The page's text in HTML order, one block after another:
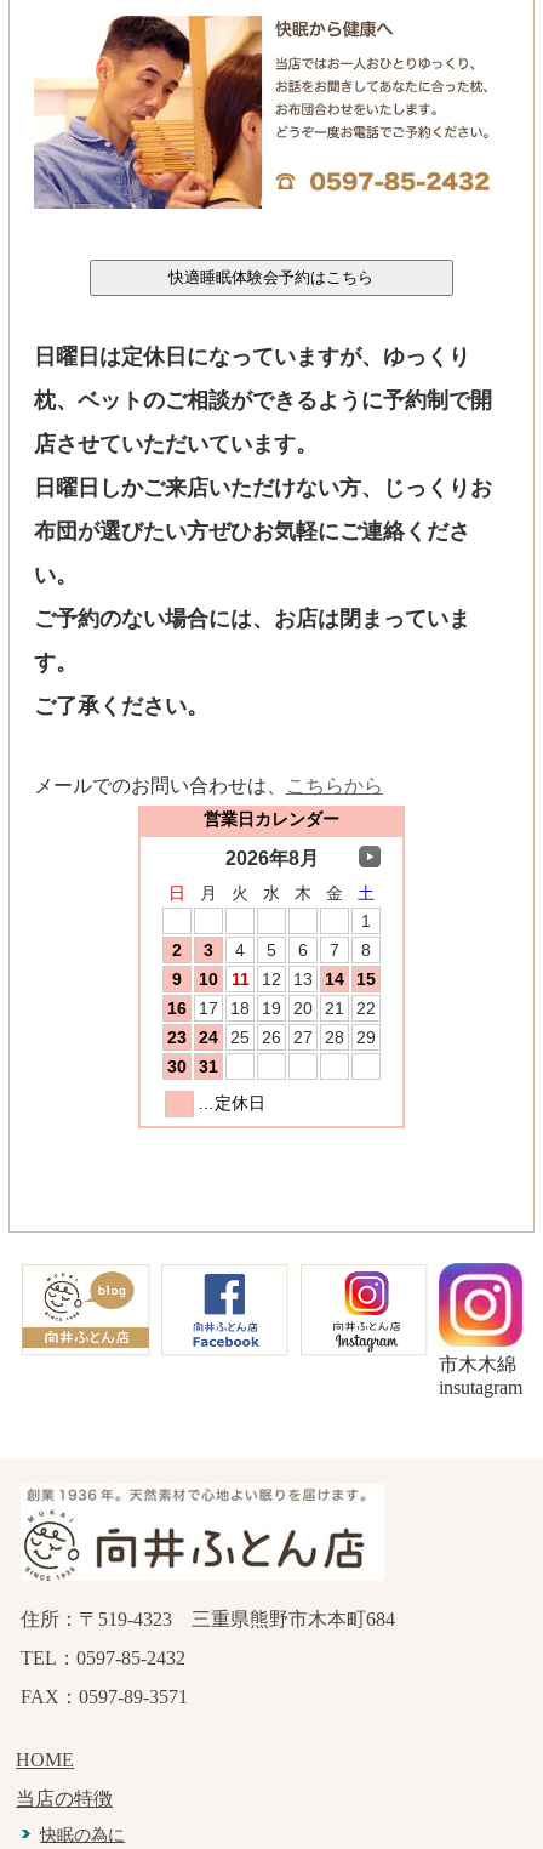
日曜日は定休日になっていますが、ゆっくり
枕、ベットのご相談ができるように予約制で開
店させていただいています。
日曜日しかご来店いただけない方、じっくりお
布団が選びたい方ぜひお気軽にご連絡くださ
い。
ご予約のない場合には、お店は閉まっていま
す。
ご了承ください。
メールでのお問い合わせは、 こちらから
市木木綿
insutagram
住所：〒519-4323 三重県熊野市木本町684
TEL：0597-85-2432
FAX：0597-89-3571
HOME
当店の特徴
快眠の為に